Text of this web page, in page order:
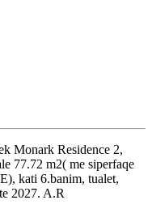
Monark Residence 2,
77.72 m2( me siperfaqe
kati 6.banim, tualet,
2027. A.R